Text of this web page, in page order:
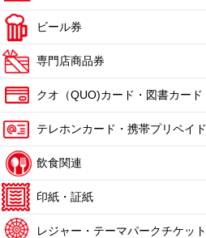
ビール券
専門店商品券
クオ（QUO)カード・図書カード
テレホンカード・携帯プリペイド
飲食関連
印紙・証紙
レジャー・テーマパークチケット